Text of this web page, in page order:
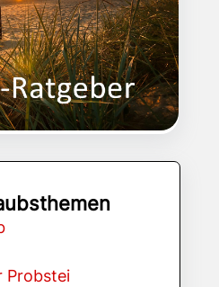
Probstei